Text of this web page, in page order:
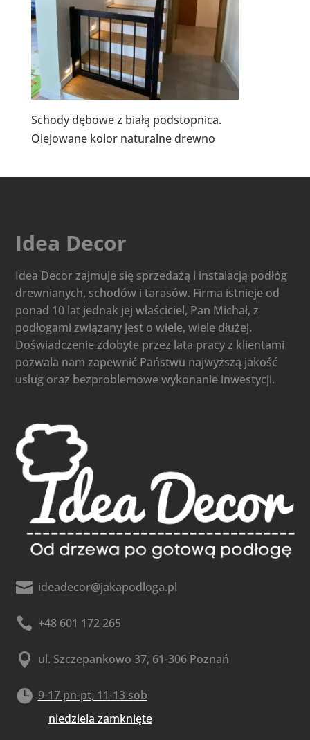
Schody dębowe z białą podstopnica.
Olejowane kolor naturalne drewno
Idea Decor
Idea Decor zajmuje się sprzedażą i instalacją podłóg
drewnianych, schodów i tarasów. Firma istnieje od
ponad 10 lat jednak jej właściciel, Pan Michał, z
podłogami związany jest o wiele, wiele dłużej.
Doświadczenie zdobyte przez lata pracy z klientami
pozwala nam zapewnić Państwu najwyższą jakość
usług oraz bezproblemowe wykonanie inwestycji.
 ideadecor@jakapodloga.pl
 +48 601 172 265
 ul. Szczepankowo 37, 61-306 Poznań
 9-17 pn-pt, 11-13 sob
niedziela zamknięte